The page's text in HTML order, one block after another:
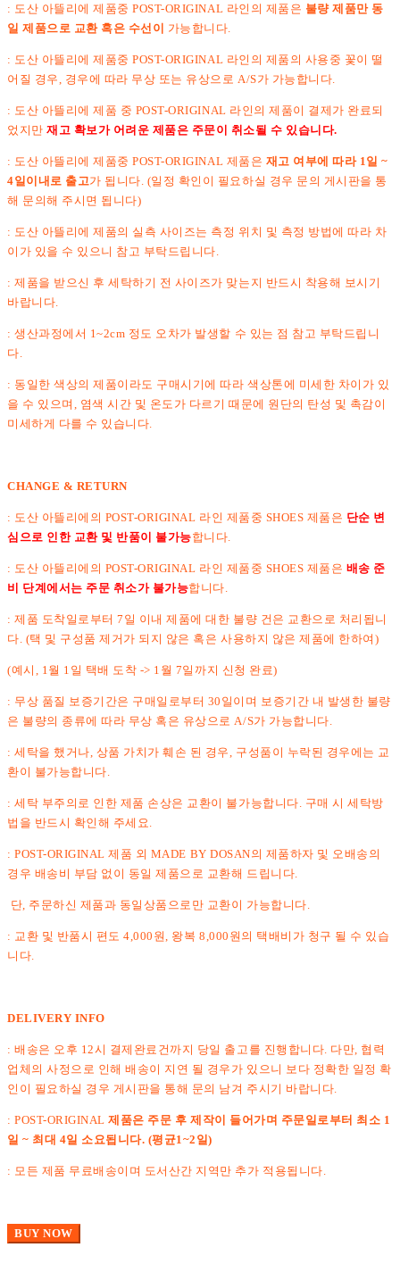
: 도산 아뜰리에 제품중 POST-ORIGINAL 라인의 제품은 불량 제품만 동
일 제품으로 교환 혹은 수선이
가능합니다.
: 도산 아뜰리에 제품중 POST-ORIGINAL 라인의 제품의 사용중 꽃이 떨
어질 경우, 경우에 따라 무상 또는 유상으로 A/S가 가능합니다.
: 도산 아뜰리에 제품 중 POST-ORIGINAL 라인의 제품이 결제가 완료되
었지만재고 확보가 어려운 제품은 주문이 취소될 수 있습니다.
: 도산 아뜰리에 제품중 POST-ORIGINAL 제품은 재고 여부에 따라 1일 ~
4일이내로 출고가 됩니다. (일정 확인이 필요하실 경우 문의 게시판을 통
해 문의해 주시면 됩니다)
: 도산 아뜰리에 제품의 실측 사이즈는 측정 위치 및 측정 방법에 따라 차
이가 있을 수 있으니 참고 부탁드립니다.
: 제품을 받으신 후 세탁하기 전 사이즈가 맞는지 반드시 착용해 보시기
바랍니다.
: 생산과정에서 1~2cm 정도 오차가 발생할 수 있는 점 참고 부탁드립니
다.
: 동일한 색상의 제품이라도 구매시기에 따라 색상톤에 미세한 차이가 있
을 수 있으며, 염색 시간 및 온도가 다르기 때문에 원단의 탄성 및 촉감이
미세하게 다를 수 있습니다.
CHANGE & RETURN
: 도산 아뜰리에의 POST-ORIGINAL 라인 제품중 SHOES 제품은 단순 변
심으로 인한 교환 및 반품이 불가능합니다.
: 도산 아뜰리에의 POST-ORIGINAL 라인 제품중 SHOES 제품은 배송 준
비 단계에서는 주문 취소가 불가능합니다.
: 제품 도착일로부터 7일 이내 제품에 대한 불량 건은 교환으로 처리됩니
다. (택 및 구성품 제거가 되지 않은 혹은 사용하지 않은 제품에 한하여)
(예시, 1월 1일 택배 도착 -> 1월 7일까지 신청 완료)
: 무상 품질 보증기간은 구매일로부터 30일이며 보증기간 내 발생한 불량
은 불량의 종류에 따라 무상 혹은 유상으로 A/S가 가능합니다.
: 세탁을 했거나, 상품 가치가 훼손 된 경우, 구성품이 누락된 경우에는 교
환이 불가능합니다.
: 세탁 부주의로 인한 제품 손상은 교환이 불가능합니다. 구매 시 세탁방
법을 반드시 확인해 주세요.
: POST-ORIGINAL 제품 외 MADE BY DOSAN의 제품하자 및 오배송의
경우 배송비 부담 없이 동일 제품으로 교환해 드립니다.
단, 주문하신 제품과 동일상품으로만 교환이 가능합니다.
: 교환 및 반품시 편도 4,000원, 왕복 8,000원의 택배비가 청구 될 수 있습
니다.
DELIVERY INFO
: 배송은 오후 12시 결제완료건까지 당일 출고를 진행합니다. 다만, 협력
업체의 사정으로 인해 배송이 지연 될 경우가 있으니 보다 정확한 일정 확
인이 필요하실 경우 게시판을 통해 문의 남겨 주시기 바랍니다.
: POST-ORIGINAL 제품은 주문 후 제작이 들어가며 주문일로부터 최소 1
일 ~ 최대 4일 소요됩니다. (평균1~2일)
: 모든 제품 무료배송이며 도서산간 지역만 추가 적용됩니다.
BUY NOW